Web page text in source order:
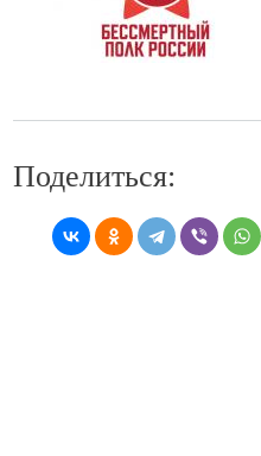
Поделиться: